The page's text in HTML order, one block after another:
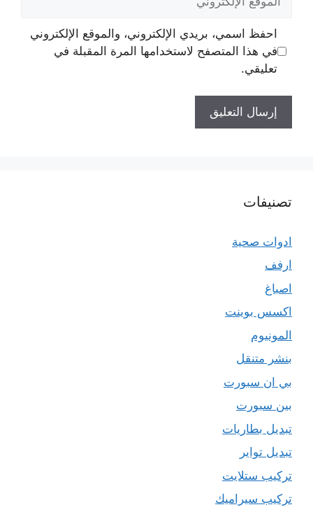
الإلكتروني
احفظ اسمي، بريدي الإلكتروني، والموقع الإلكتروني
في هذا المتصفح لاستخدامها المرة المقبلة في
تعليقي.
تصنيفات
ادوات صحية
ارفف
اصباغ
اكسس بوينت
المونيوم
بنشر متنقل
بي ان سبورت
بين سبورت
تبديل بطاريات
تبديل تواير
تركيب ستلايت
تركيب سيراميك